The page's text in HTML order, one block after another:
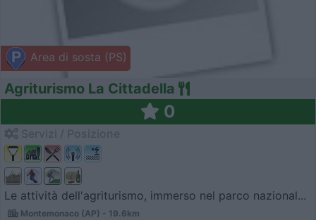
Area di sosta (PS)
Agriturismo La Cittadella
0
Le attività dell'agriturismo, immerso nel parco nazional...
Montemonaco (AP) - 19.6km